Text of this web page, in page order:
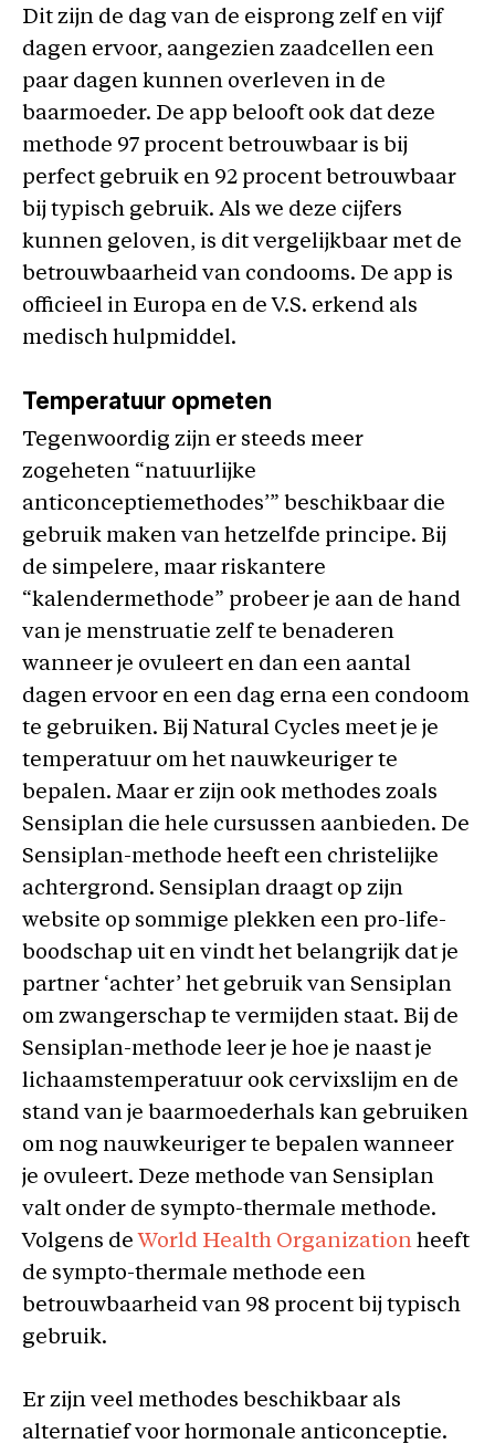
Dit zijn de dag van de eisprong zelf en vijf
dagen ervoor, aangezien zaadcellen een
paar dagen kunnen overleven in de
baarmoeder. De app belooft ook dat deze
methode 97 procent betrouwbaar is bij
perfect gebruik en 92 procent betrouwbaar
bij typisch gebruik. Als we deze cijfers
kunnen geloven, is dit vergelijkbaar met de
betrouwbaarheid van condooms. De app is
officieel in Europa en de V.S. erkend als
medisch hulpmiddel.
Temperatuur opmeten
Tegenwoordig zijn er steeds meer
zogeheten “natuurlijke
anticonceptiemethodes’” beschikbaar die
gebruik maken van hetzelfde principe. Bij
de simpelere, maar riskantere
“kalendermethode” probeer je aan de hand
van je menstruatie zelf te benaderen
wanneer je ovuleert en dan een aantal
dagen ervoor en een dag erna een condoom
te gebruiken. Bij Natural Cycles meet je je
temperatuur om het nauwkeuriger te
bepalen. Maar er zijn ook methodes zoals
Sensiplan die hele cursussen aanbieden. De
Sensiplan-methode heeft een christelijke
achtergrond. Sensiplan draagt op zijn
website op sommige plekken een pro-life-
boodschap uit en vindt het belangrijk dat je
partner ‘achter’ het gebruik van Sensiplan
om zwangerschap te vermijden staat. Bij de
Sensiplan-methode leer je hoe je naast je
lichaamstemperatuur ook cervixslijm en de
stand van je baarmoederhals kan gebruiken
om nog nauwkeuriger te bepalen wanneer
je ovuleert. Deze methode van Sensiplan
valt onder de sympto-thermale methode.
Volgens de World Health Organization heeft
de sympto-thermale methode een
betrouwbaarheid van 98 procent bij typisch
gebruik.
Er zijn veel methodes beschikbaar als
alternatief voor hormonale anticonceptie.